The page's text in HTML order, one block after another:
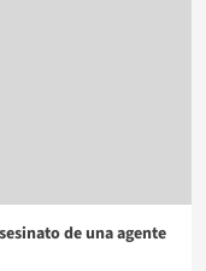
de una agente